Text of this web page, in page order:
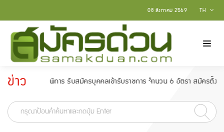
TH
08 สิงหาคม 2569
ข่าว
ประกาศ
าร รับสมัครบุคคลเข้ารับราชการ จำนวน 6 อัตรา สมัครตั้งแต่วันที่ 18 กุมภา